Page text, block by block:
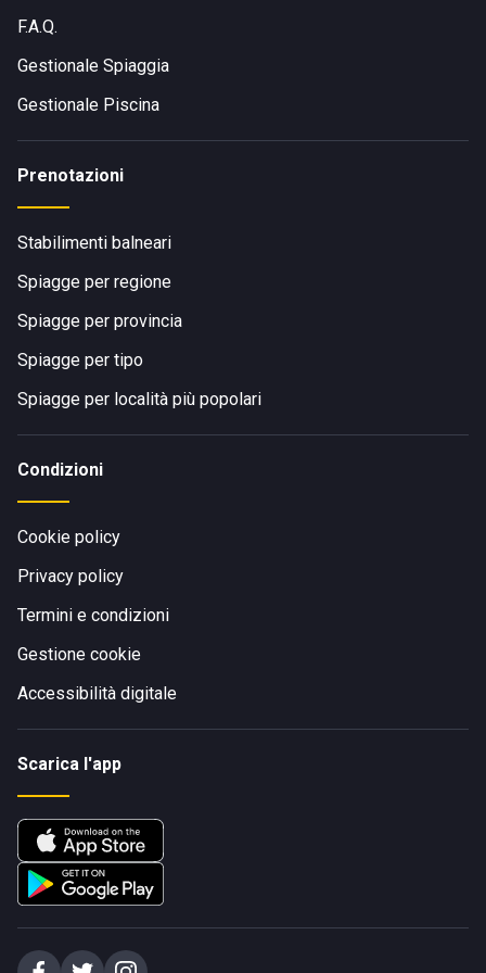
F.A.Q.
Gestionale Spiaggia
Gestionale Piscina
Prenotazioni
Stabilimenti balneari
Spiagge per regione
Spiagge per provincia
Spiagge per tipo
Spiagge per località più popolari
Condizioni
Cookie policy
Privacy policy
Termini e condizioni
Gestione cookie
Accessibilità digitale
Scarica l'app